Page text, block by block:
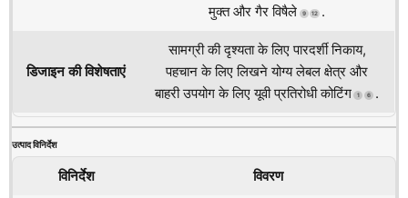
मुक्त और गैर विषैले
9 12 .
डिजाइन की विशेषताएं
सामग्री की दृश्यता के लिए पारदर्शी निकाय,
पहचान के लिए लिखने योग्य लेबल क्षेत्र और
बाहरी उपयोग के लिए यूवी प्रतिरोधी कोटिंग
1 6 .
उत्पाद विनिर्देश
विनिर्देश विवरण